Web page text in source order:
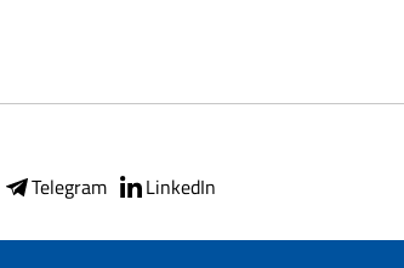
Telegram LinkedIn